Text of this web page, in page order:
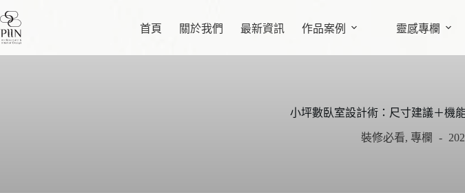
跳
至
主
要
首頁 關於我們 最新資訊 作品案例 靈感專欄
小坪數臥室設計術：尺寸建議＋機
裝修必看,專欄